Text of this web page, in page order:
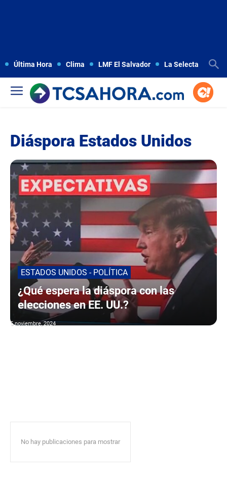
Última Hora Clima LMF El Salvador La Selecta
Diáspora Estados Unidos
ESTADOS UNIDOS - POLÍTICA
¿Qué espera la diáspora con las
elecciones en EE. UU.?
5 noviembre, 2024
No hay publicaciones para mostrar